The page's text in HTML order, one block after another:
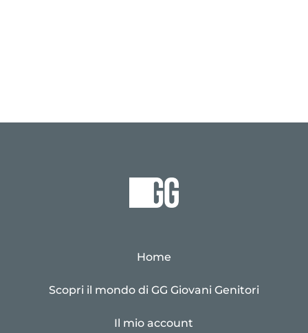
Home
Scopri il mondo di GG Giovani Genitori
Il mio account